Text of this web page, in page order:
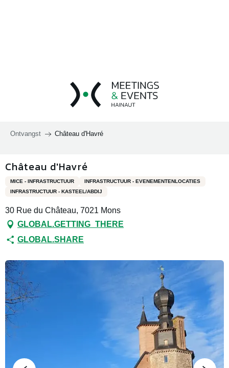
Ontvangst Château d'Havré
Château d'Havré
MICE - INFRASTRUCTUUR
INFRASTRUCTUUR - EVENEMENTENLOCATIES
INFRASTRUCTUUR - KASTEEL/ABDIJ
30 Rue du Château, 7021 Mons
GLOBAL.GETTING_THERE
GLOBAL.SHARE